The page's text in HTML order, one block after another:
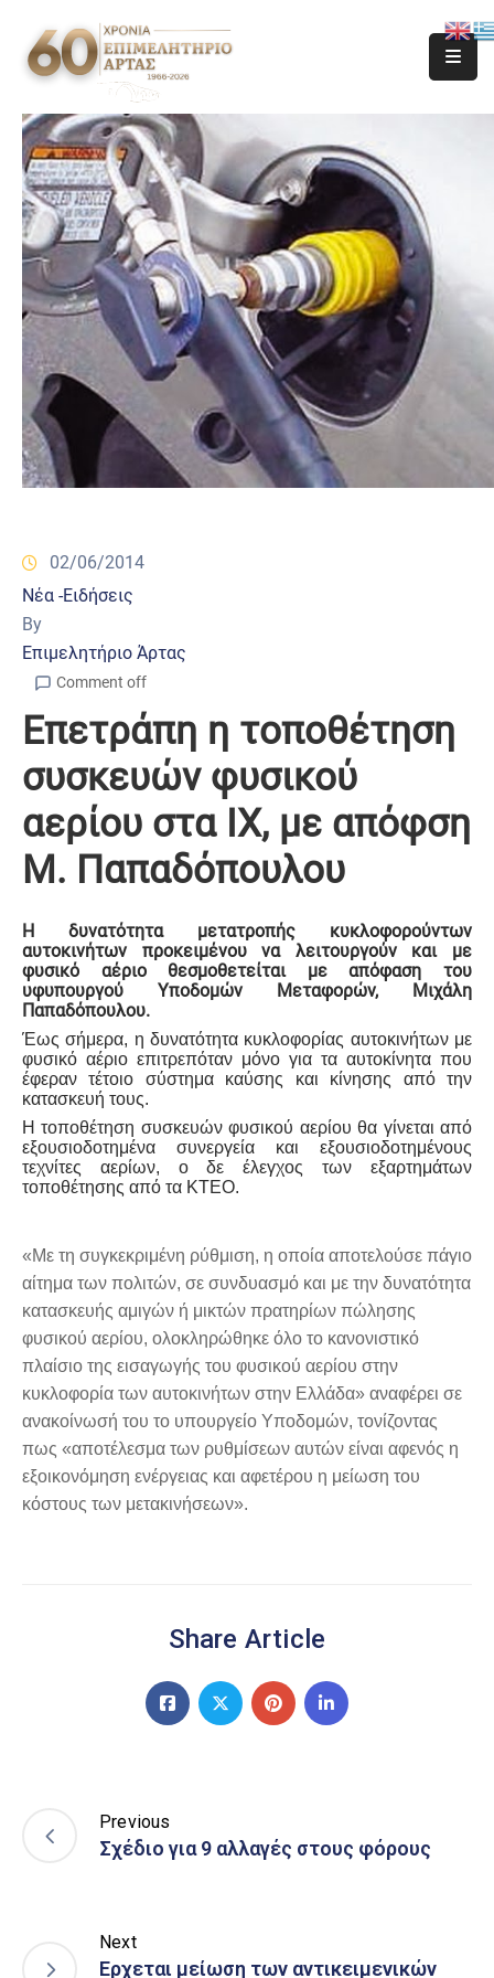
02/06/2014
Νέα -Ειδήσεις
By
Επιμελητήριο Άρτας
Comment off
Επετράπη η τοποθέτηση
συσκευών φυσικού
αερίου στα ΙΧ, με απόφση
Μ. Παπαδόπoυλου
Η δυνατότητα μετατροπής κυκλοφορούντων
αυτοκινήτων προκειμένου να λειτουργούν και με
φυσικό αέριο θεσμοθετείται με απόφαση του
υφυπουργού Υποδομών Μεταφορών, Μιχάλη
Παπαδόπουλου.
Έως σήμερα, η δυνατότητα κυκλοφορίας αυτοκινήτων με
φυσικό αέριο επιτρεπόταν μόνο για τα αυτοκίνητα που
έφεραν τέτοιο σύστημα καύσης και κίνησης από την
κατασκευή τους.
Η τοποθέτηση συσκευών φυσικού αερίου θα γίνεται από
εξουσιοδοτημένα συνεργεία και εξουσιοδοτημένους
τεχνίτες αερίων, ο δε έλεγχος των εξαρτημάτων
τοποθέτησης από τα ΚΤΕΟ.
«Με τη συγκεκριμένη ρύθμιση, η οποία αποτελούσε πάγιο
αίτημα των πολιτών, σε συνδυασμό και με την δυνατότητα
κατασκευής αμιγών ή μικτών πρατηρίων πώλησης
φυσικού αερίου, ολοκληρώθηκε όλο το κανονιστικό
πλαίσιο της εισαγωγής του φυσικού αερίου στην
κυκλοφορία των αυτοκινήτων στην Ελλάδα» αναφέρει σε
ανακοίνωσή του το υπουργείο Yποδομών, τονίζοντας
πως «αποτέλεσμα των ρυθμίσεων αυτών είναι αφενός η
εξοικονόμηση ενέργειας και αφετέρου η μείωση του
κόστους των μετακινήσεων».
Share Article
Previous
Σχέδιο για 9 αλλαγές στους φόρους
Next
Ερχεται μείωση των αντικειμενικών